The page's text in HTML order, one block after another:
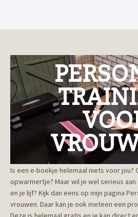
Is een e-boekje helemaal niets voor jou?
opwarmertje? Maar wil je wel serieus
en je lijf? Kijk dan eens op mijn pagina
vrouwen. Daar kan je ook meteen een